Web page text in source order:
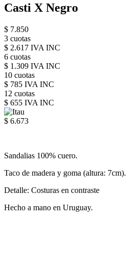
Casti X Negro
$ 7.850
3 cuotas
$ 2.617 IVA INC
6 cuotas
$ 1.309 IVA INC
10 cuotas
$ 785 IVA INC
12 cuotas
$ 655 IVA INC
$ 6.673
Sandalias 100% cuero.
Taco de madera y goma (altura: 7cm).
Detalle: Costuras en contraste
Hecho a mano en Uruguay.